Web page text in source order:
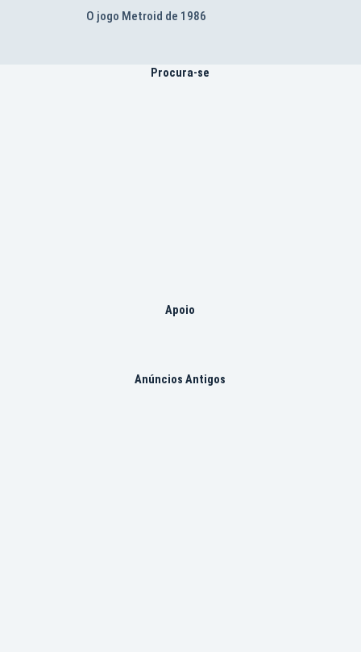
O jogo Metroid de 1986
Procura-se
Apoio
Anúncios Antigos